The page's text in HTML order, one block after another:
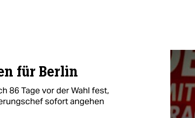
für Berlin
86 Tage vor der Wahl fest,
sofort angehen